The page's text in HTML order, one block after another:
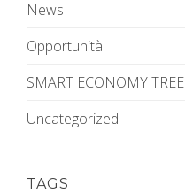
News
Opportunità
SMART ECONOMY TREE
Uncategorized
TAGS